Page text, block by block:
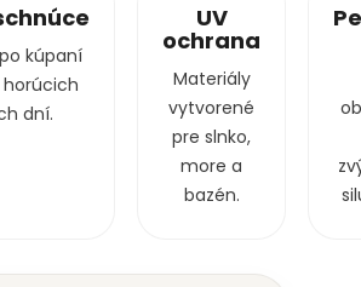
kúpaní
dní.
UV
ochrana
Materiály
vytvorené
pre slnko,
more a
bazén.